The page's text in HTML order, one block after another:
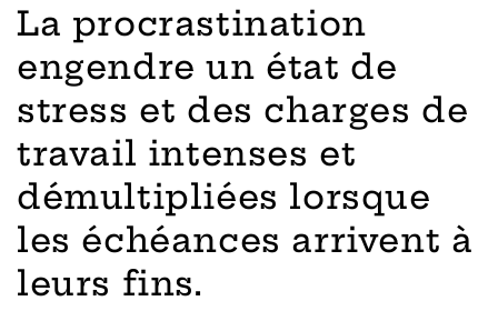
La procrastination
engendre un état de
stress et des charges de
travail intenses et
démultipliées lorsque
les échéances arrivent à
leurs fins.